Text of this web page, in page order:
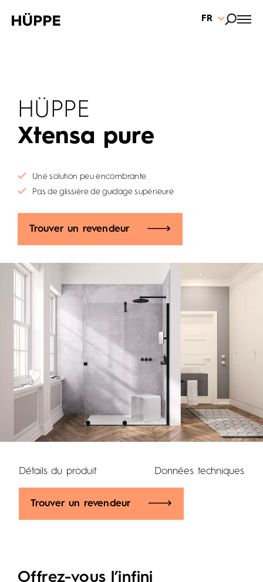
FR
HÜPPE
Xtensa pure
Une solution peu encombrante
Pas de glissière de guidage supérieure
Trouver un revendeur
Détails du produit Données techniques
Trouver un revendeur
Offrez-vous l’infini